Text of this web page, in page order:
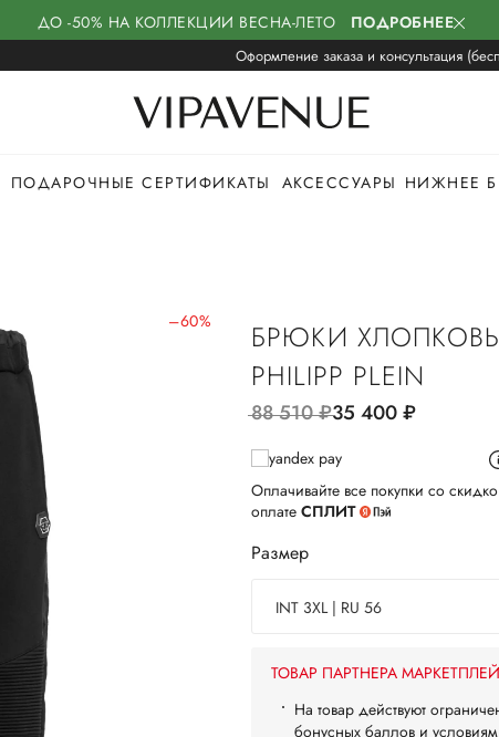
ДО -50% НА КОЛЛЕКЦИИ ВЕСНА-ЛЕТО ПОДРОБНЕЕ
Оформление заказа и консультация
ПОДАРОЧНЫЕ СЕРТИФИКАТЫ АКСЕССУАРЫ НИЖНЕЕ
–60%
БРЮКИ
PHILIPP PLEIN
88 510руб.35 400руб.
Оплачивайте все покупки со
оплате СПЛИТ
Размер
INT 3XL | RU 56
ТОВАР ПАРТНЕРА
На товар действуют
бонусных баллов и